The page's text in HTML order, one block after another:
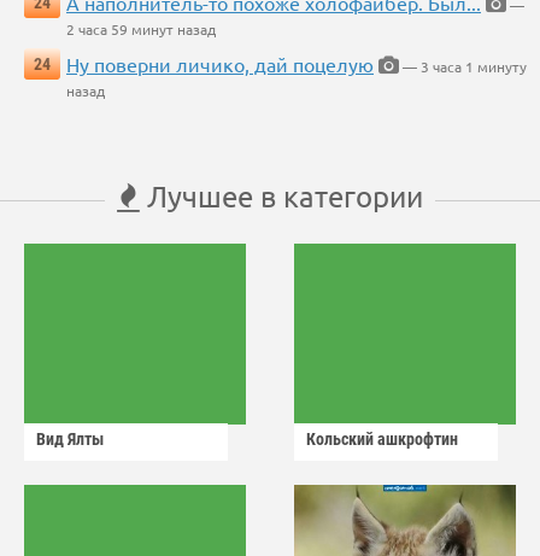
—
2 часа 59 минут назад
24
Ну поверни личико, дай поцелую
— 3 часа 1 минуту
назад
Лучшее в категории
Вид Ялты Кольский ашкрофтин